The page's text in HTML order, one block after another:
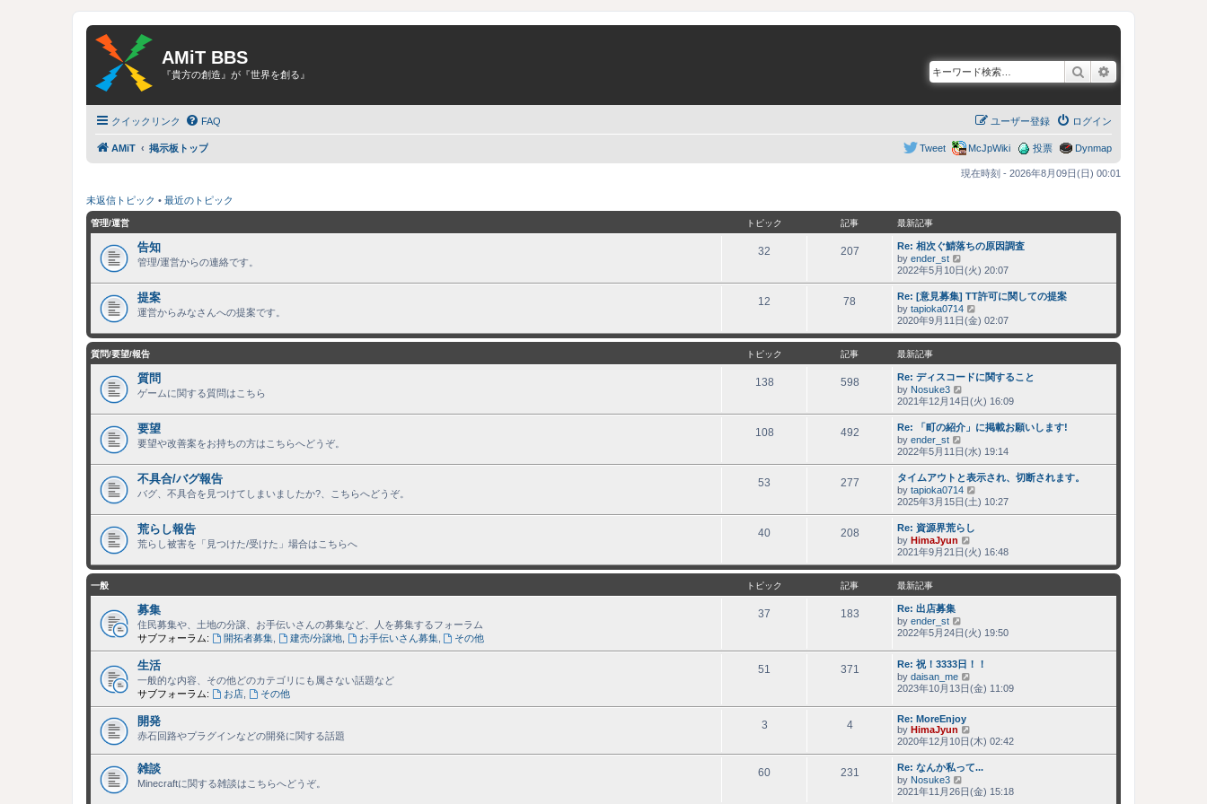
AMiT BBS
『貴方の創造』が『世界を創る』 検索
クイックリンク FAQ ログイン
ユーザー登録
AMiT 掲示板トップ Dynmap
投票
McJpWiki
Tweet
現在時刻 - 2026年8月09日(日) 00:01
未返信トピック • 最近のトピック
管理/運営 トピック 記事 最新記事
告知
管理/運営からの連絡です。
32 207
Re: 相次ぐ鯖落ちの原因調査
by ender_st
新
記
事
2022年5月10日(火) 20:07
提案
運営からみなさんへの提案です。
12 78
Re: [意見募集] TT許可に関しての提案
by tapioka0714
新
記
2020年9月11日(金) 02:07
質問/要望/報告 トピック 記事 最新記事
質問
ゲームに関する質問はこちら
138 598
Re: ディスコードに関すること
by Nosuke3
新
記
事
2021年12月14日(火) 16:09
要望
要望や改善案をお持ちの方はこちらへどうぞ。
108 492
Re: 「町の紹介」に掲載お願いします!
by ender_st
新
記
事
2022年5月11日(水) 19:14
不具合/バグ報告
バグ、不具合を見つけてしまいましたか?、こちらへどうぞ。
53 277
タイムアウトと表示され、切断されます。
by tapioka0714
新
記
2025年3月15日(土) 10:27
荒らし報告
荒らし被害を「見つけた/受けた」場合はこちらへ
40 208
Re: 資源界荒らし
by HimaJyun
新
記
2021年9月21日(火) 16:48
一般 トピック 記事 最新記事
募集
住民募集や、土地の分譲、お手伝いさんの募集など、人を募集するフォーラム
サブフォーラム:
開拓者募集, 建売/分譲地, お手伝いさん募集, その他
37 183
Re: 出店募集
by ender_st
新
事
2022年5月24日(火) 19:50
生活
一般的な内容、その他どのカテゴリにも属さない話題など
サブフォーラム:
お店, その他
51 371
Re: 祝！3333日！！
by daisan_me
新
2023年10月13日(金) 11:09
開発
赤石回路やプラグインなどの開発に関する話題
3 4
Re: MoreEnjoy
by HimaJyun
新
記
事
2020年12月10日(木) 02:42
雑談
Minecraftに関する雑談はこちらへどうぞ。
60 231
Re: なんか私って...
by Nosuke3
新
2021年11月26日(金) 15:18